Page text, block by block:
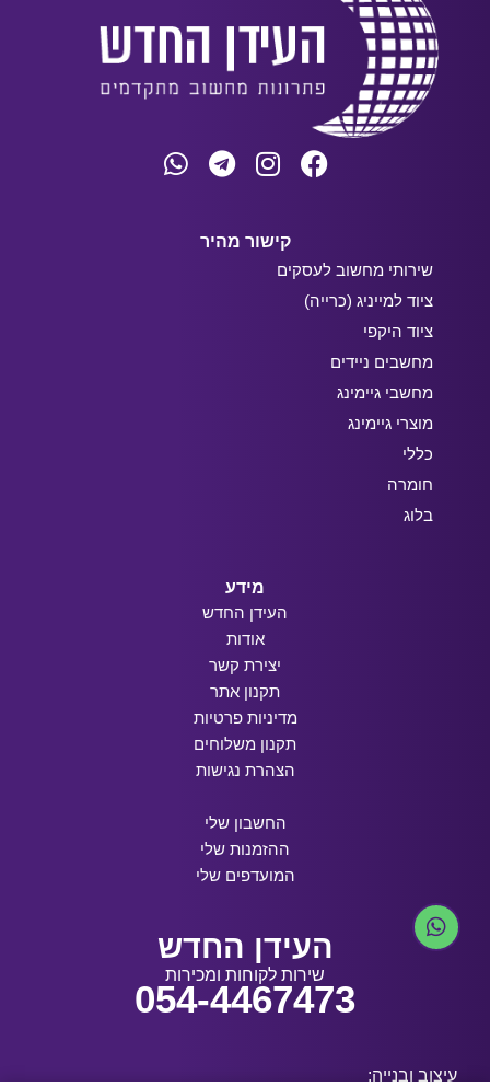
קישור מהיר
שירותי מחשוב לעסקים
ציוד למייניג (כרייה)
ציוד היקפי
מחשבים ניידים
מחשבי גיימינג
מוצרי גיימינג
כללי
חומרה
בלוג
מידע
העידן החדש
אודות
יצירת קשר
תקנון אתר
מדיניות פרטיות
תקנון משלוחים
הצהרת נגישות
החשבון שלי
ההזמנות שלי
המועדפים שלי
העידן החדש
שירות לקוחות ומכירות
054-4467473
עיצוב ובנייה: